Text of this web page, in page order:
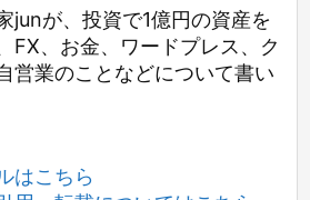
junが、投資で1億円の資産を
FX、お金、ワードプレス、ク
営業のことなどについて書い
はこちら